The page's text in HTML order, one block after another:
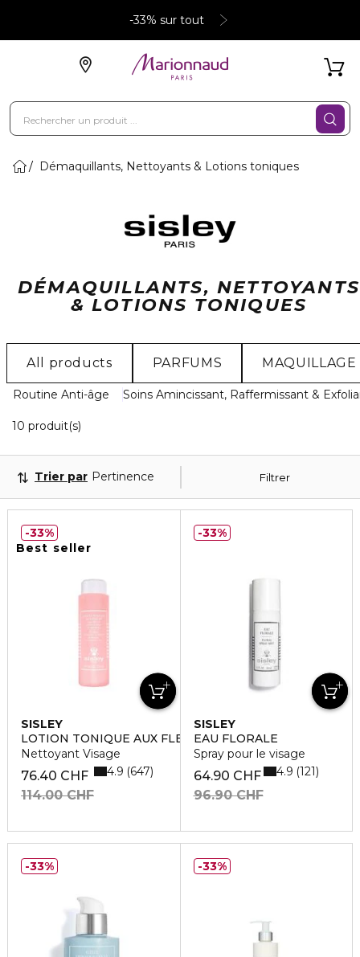
-33% sur tout
Démaquillants, Nettoyants & Lotions toniques
DÉMAQUILLANTS, NETTOYANTS
& LOTIONS TONIQUES
All products PARFUMS MAQUILLAGE
Routine Anti-âge Soins Amincissant, Raffermissant &
10 produit(s)
Filtrer
Trier par Pertinence
Best seller
SISLEY
LOTION TONIQUE AUX FLEURS
Nettoyant Visage
76.40 CHF
114.00 CHF
4.9 647
33%
SISLEY
EAU FLORALE
Spray pour le visage
64.90 CHF
96.90 CHF
4.9 121
33%
33% 33%